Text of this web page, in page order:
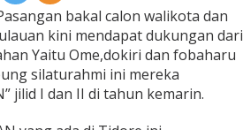
bakal calon walikota dan
kini mendapat dukungan dari
Yaitu Ome,dokiri dan fobaharu
silaturahmi ini mereka
jilid I dan II di tahun kemarin.